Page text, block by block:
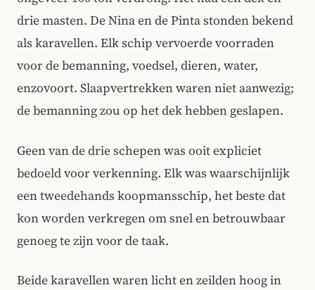
drie masten. De Nina en de Pinta stonden bekend
als karavellen. Elk schip vervoerde voorraden
voor de bemanning, voedsel, dieren, water,
enzovoort. Slaapvertrekken waren niet aanwezig;
de bemanning zou op het dek hebben geslapen.
Geen van de drie schepen was ooit expliciet
bedoeld voor verkenning. Elk was waarschijnlijk
een tweedehands koopmansschip, het beste dat
kon worden verkregen om snel en betrouwbaar
genoeg te zijn voor de taak.
Beide karavellen waren licht en zeilden hoog in